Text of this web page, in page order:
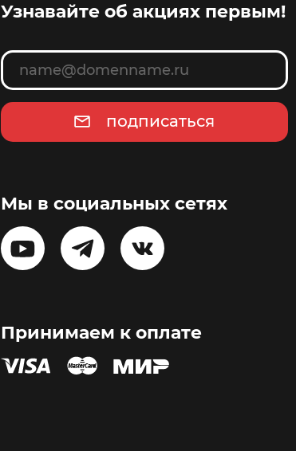
Узнавайте об акциях первым!
подписаться
Мы в социальных сетях
Принимаем к оплате